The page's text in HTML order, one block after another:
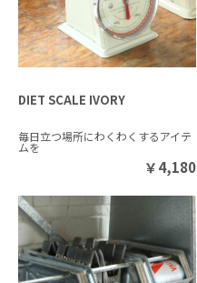
DIET SCALE IVORY
毎日立つ場所にわくわくするアイテ
ムを
￥4,180